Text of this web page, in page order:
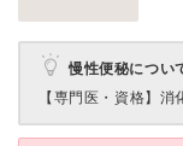
慢性便秘につい
【専門医・資格】 消